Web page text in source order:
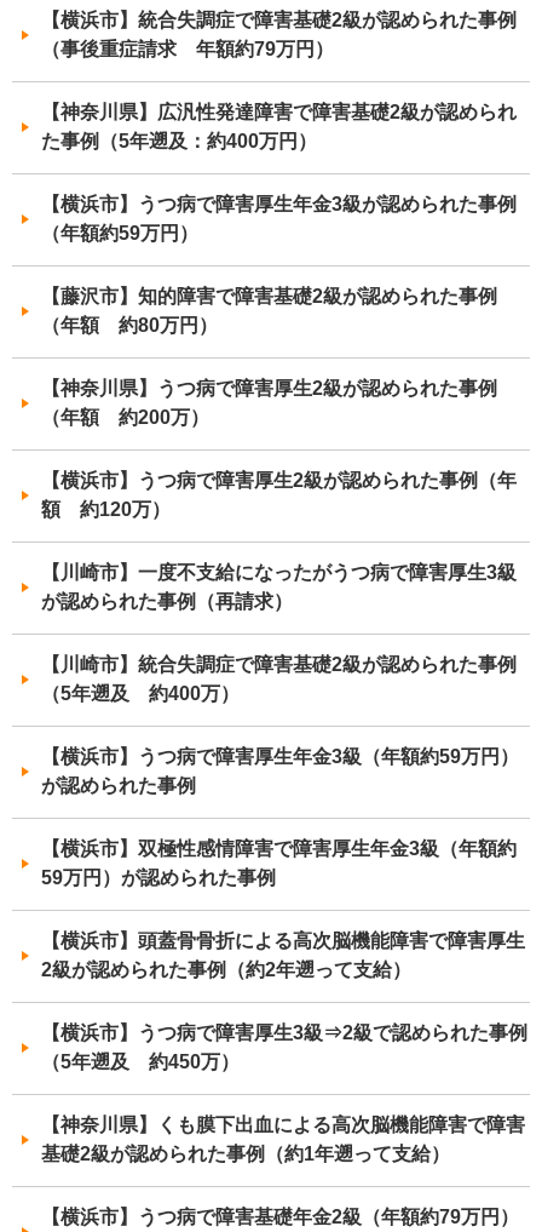
【横浜市】統合失調症で障害基礎2級が認められた事例
（事後重症請求 年額約79万円）
【神奈川県】広汎性発達障害で障害基礎2級が認められ
た事例（5年遡及：約400万円）
【横浜市】うつ病で障害厚生年金3級が認められた事例
（年額約59万円）
【藤沢市】知的障害で障害基礎2級が認められた事例
（年額 約80万円）
【神奈川県】うつ病で障害厚生2級が認められた事例
（年額 約200万）
【横浜市】うつ病で障害厚生2級が認められた事例（年
額 約120万）
【川崎市】一度不支給になったがうつ病で障害厚生3級
が認められた事例（再請求）
【川崎市】統合失調症で障害基礎2級が認められた事例
（5年遡及 約400万）
【横浜市】うつ病で障害厚生年金3級（年額約59万円）
が認められた事例
【横浜市】双極性感情障害で障害厚生年金3級（年額約
59万円）が認められた事例
【横浜市】頭蓋骨骨折による高次脳機能障害で障害厚生
2級が認められた事例（約2年遡って支給）
【横浜市】うつ病で障害厚生3級⇒2級で認められた事例
（5年遡及 約450万）
【神奈川県】くも膜下出血による高次脳機能障害で障害
基礎2級が認められた事例（約1年遡って支給）
【横浜市】うつ病で障害基礎年金2級（年額約79万円）